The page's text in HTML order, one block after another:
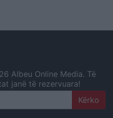
Albeu Online Media. Të
janë të rezervuara!